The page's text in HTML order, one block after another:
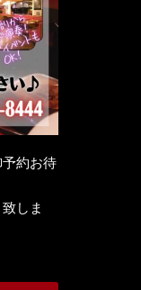
約お待
しま